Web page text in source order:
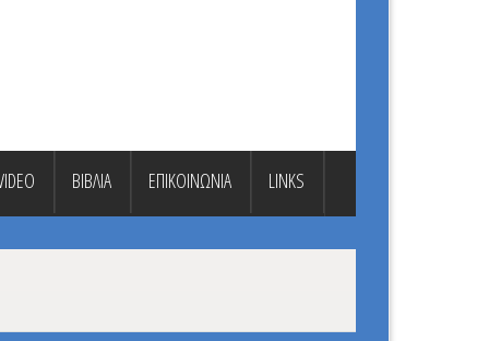
ΒΙΒΛΙΑ ΕΠΙΚΟΙΝΩΝΙΑ LINKS